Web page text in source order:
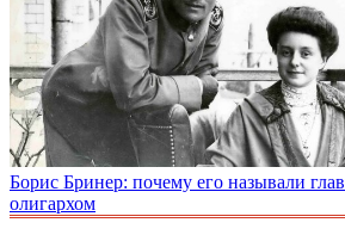
Борис Бринер: почему его называли
олигархом